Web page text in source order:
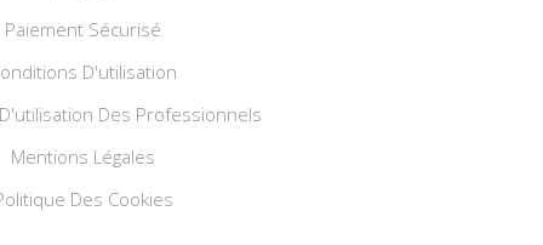
Paiement Sécurisé
D'utilisation
Des Professionnels
Mentions Légales
Des Cookies